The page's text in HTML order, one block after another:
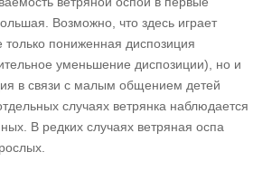
Возможно, что здесь играет
только пониженная диспозиция
уменьшение диспозиции), но и
в связи с малым общением детей
случаях ветрянка наблюдается
В редких случаях ветряная оспа